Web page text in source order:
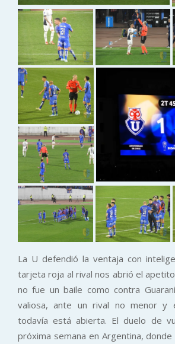
La U defendió la ventaja con
tarjeta roja al rival nos abrió el
no fue un baile como contra
valiosa, ante un rival no menor y
todavía está abierta. El duelo de
próxima semana en Argentina,